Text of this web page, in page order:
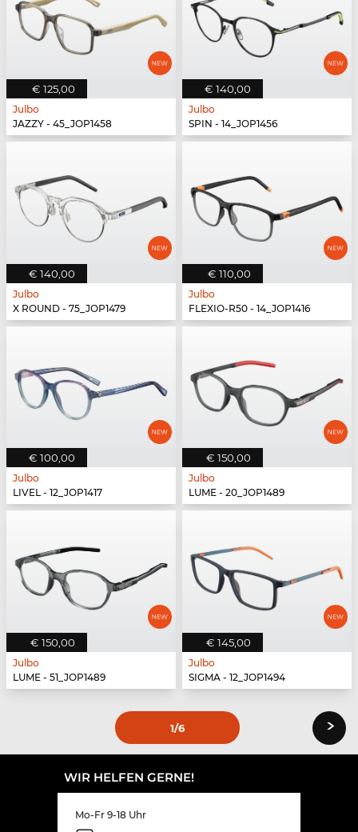
€ 125,00
Julbo
JAZZY - 45_JOP1458
€ 140,00
Julbo
SPIN - 14_JOP1456
€ 140,00
Julbo
X ROUND - 75_JOP1479
€ 110,00
Julbo
FLEXIO-R50 - 14_JOP1416
€ 100,00
Julbo
LIVEL - 12_JOP1417
€ 150,00
Julbo
LUME - 20_JOP1489
€ 150,00
Julbo
LUME - 51_JOP1489
€ 145,00
Julbo
SIGMA - 12_JOP1494
1/6 ›
WIR HELFEN GERNE!
Mo-Fr 9-18 Uhr